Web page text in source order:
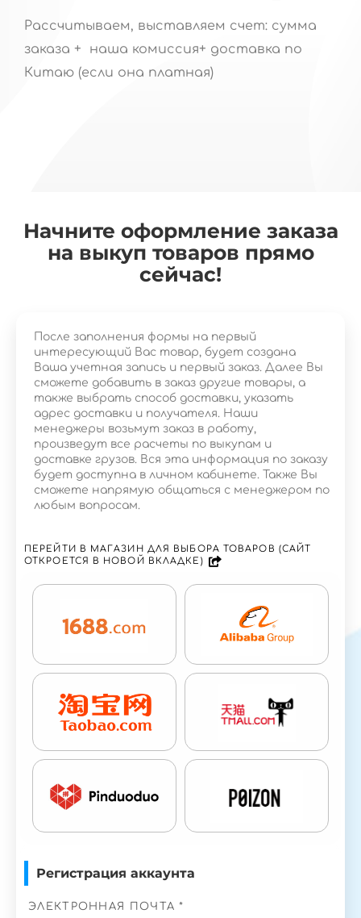
Рассчитываем, выставляем счет: сумма
заказа + наша комиссия+ доставка по
Китаю (если она платная)
Начните оформление заказа
на выкуп товаров прямо
сейчас!
После заполнения формы на первый
интересующий Вас товар, будет создана
Ваша учетная запись и первый заказ. Далее Вы
сможете добавить в заказ другие товары, а
также выбрать способ доставки, указать
адрес доставки и получателя. Наши
менеджеры возьмут заказ в работу,
произведут все расчеты по выкупам и
доставке грузов. Вся эта информация по заказу
будет доступна в личном кабинете. Также Вы
сможете напрямую общаться с менеджером по
любым вопросам.
ПЕРЕЙТИ В МАГАЗИН ДЛЯ ВЫБОРА ТОВАРОВ (САЙТ
ОТКРОЕТСЯ В НОВОЙ ВКЛАДКЕ)
Регистрация аккаунта
ЭЛЕКТРОННАЯ ПОЧТА *